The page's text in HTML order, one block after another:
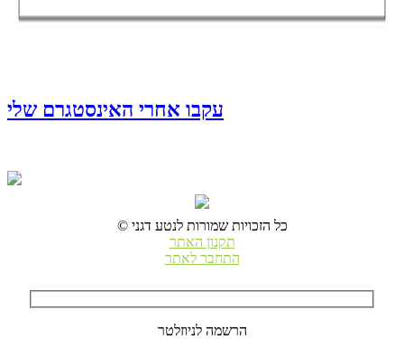
עקבו אחרי האינסטגרם שלי
© כל הזכויות שמורות לנטע דגני
תקנון האתר
התחבר לאתר
הרשמה לניוזלטר